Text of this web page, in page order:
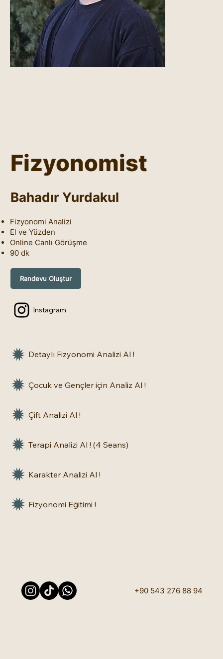
Fizyonomist
Bahadır Yurdakul
Fizyonomi Analizi
El ve Yüzden
Online Canlı Görüşme
90 dk
Randevu Oluştur
Instagram
Detaylı Fizyonomi Analizi Al !
Karakter Analizi Al !
Çocuk ve Gençler için Analiz Al !
Terapi Analizi Al ! (4 Seans)
Çift Analizi Al !
Fizyonomi Eğitimi !
+90 543 276 88 94